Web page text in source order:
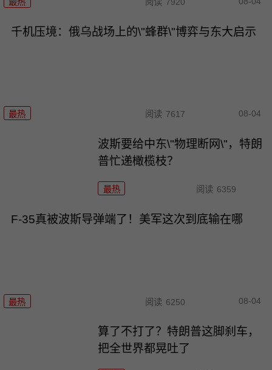
千机压境：俄乌战场上的\"蜂群\"博弈与东大启示
最热 阅读 7617 08-04
波斯要给中东\"物理断网\"，特朗
普忙递橄榄枝？
最热 阅读 6359
F-35真被波斯导弹端了！美军这次到底输在哪
最热 阅读 6250 08-04
算了不打了？特朗普这脚刹车，
把全世界都晃吐了